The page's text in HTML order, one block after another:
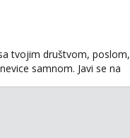
tvojim društvom, poslom,
samnom. Javi se na